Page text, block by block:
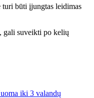
būti įjungtas leidimas
gali suveikti po kelių
iki 3 valandų